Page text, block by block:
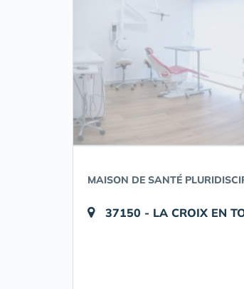
MAISON DE SANTÉ
37150 - LA CROIX EN